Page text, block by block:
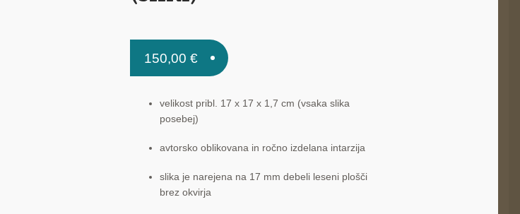
150,00 €
velikost pribl. 17 x 17 x 1,7 cm (vsaka slika
posebej)
avtorsko oblikovana in ročno izdelana intarzija
slika je narejena na 17 mm debeli leseni plošči
brez okvirja